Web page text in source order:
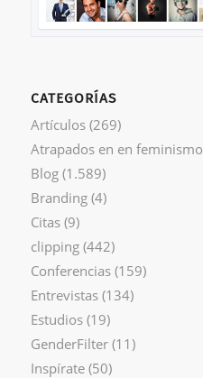
CATEGORÍAS
Artículos(269)
Atrapados en en feminismo
Blog(1.589)
Branding(4)
Citas(9)
clipping(442)
Conferencias(159)
Entrevistas(134)
Estudios(19)
GenderFilter(11)
Inspírate(50)